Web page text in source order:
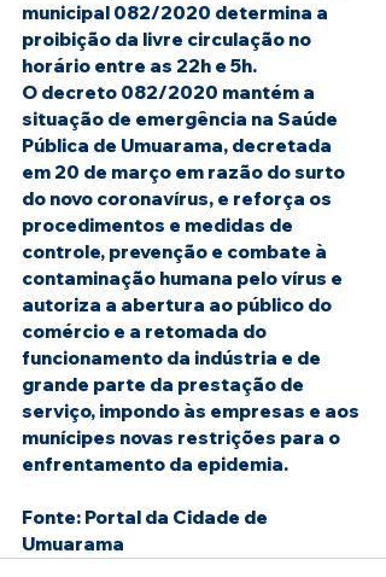
municipal 082/2020 determina a
proibição da livre circulação no
horário entre as 22h e 5h.
O decreto 082/2020 mantém a
situação de emergência na Saúde
Pública de Umuarama, decretada
em 20 de março em razão do surto
do novo coronavírus, e reforça os
procedimentos e medidas de
controle, prevenção e combate à
contaminação humana pelo vírus e
autoriza a abertura ao público do
comércio e a retomada do
funcionamento da indústria e de
grande parte da prestação de
serviço, impondo às empresas e aos
munícipes novas restrições para o
enfrentamento da epidemia.
Fonte: Portal da Cidade de
Umuarama